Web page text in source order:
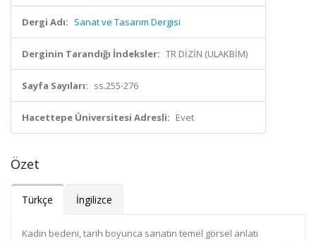
Dergi Adı: Sanat ve Tasarım Dergisi
Derginin Tarandığı İndeksler: TR DİZİN (ULAKBİM)
Sayfa Sayıları: ss.255-276
Hacettepe Üniversitesi Adresli: Evet
Özet
Türkçe İngilizce
Kadın bedeni, tarih boyunca sanatın temel görsel anlatı